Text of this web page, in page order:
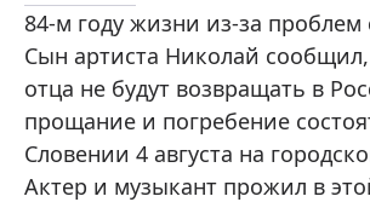
84-м году жизни из-за проблем
Сын артиста Николай сообщил,
отца не будут возвращать в
прощание и погребение
Словении 4 августа на
Актер и музыкант прожил в